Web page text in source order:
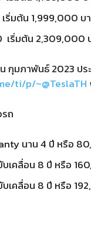
ริ่มต้น 1,999,000 บ
เริ่มต้น 2,309,000
กุมภาพันธ์ 2023
ti/p/~@TeslaTH
ถ
นาน 4 ปี หรือ
บเคลื่อน 8 ปี หรือ
บเคลื่อน 8 ปี หรือ